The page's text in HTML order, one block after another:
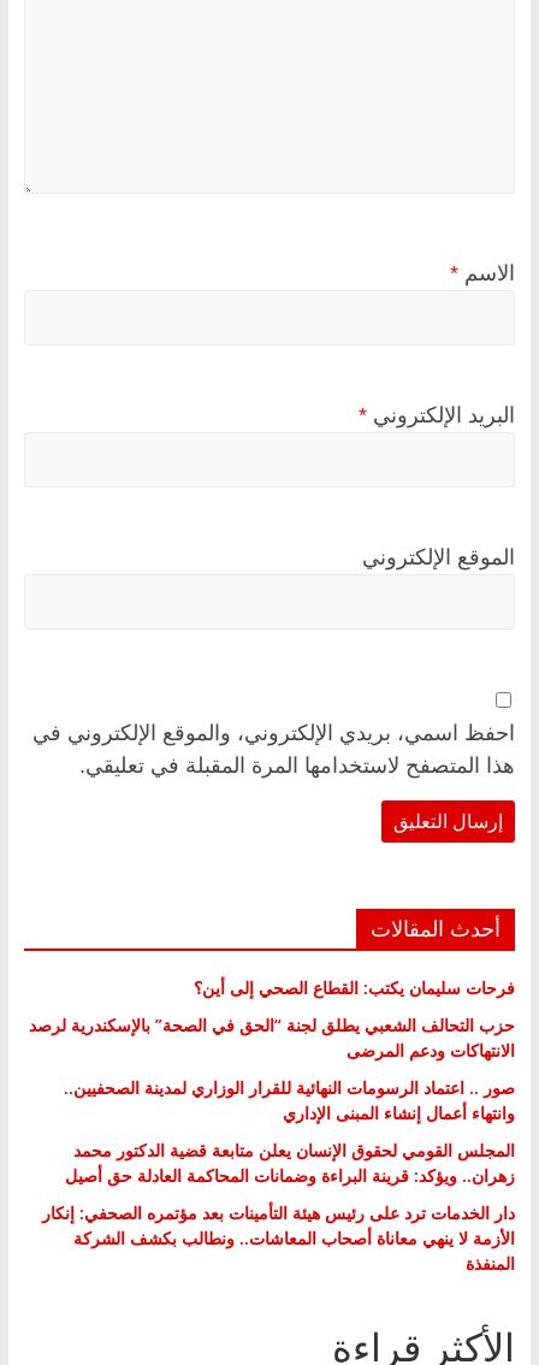
الاسم *
البريد الإلكتروني *
الموقع الإلكتروني
احفظ اسمي، بريدي الإلكتروني، والموقع الإلكتروني في
هذا المتصفح لاستخدامها المرة المقبلة في تعليقي.
أحدث المقالات
فرحات سليمان يكتب: القطاع الصحي إلى أين؟
حزب التحالف الشعبي يطلق لجنة “الحق في الصحة” بالإسكندرية لرصد
الانتهاكات ودعم المرضى
صور .. اعتماد الرسومات النهائية للقرار الوزاري لمدينة الصحفيين..
وانتهاء أعمال إنشاء المبنى الإداري
المجلس القومي لحقوق الإنسان يعلن متابعة قضية الدكتور محمد
زهران.. ويؤكد: قرينة البراءة وضمانات المحاكمة العادلة حق أصيل
دار الخدمات ترد على رئيس هيئة التأمينات بعد مؤتمره الصحفي: إنكار
الأزمة لا ينهي معاناة أصحاب المعاشات.. ونطالب بكشف الشركة
المنفذة
الأكثر قراءة